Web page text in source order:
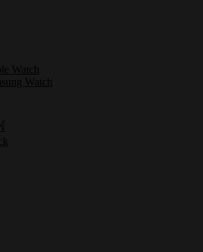
Watch
Watch